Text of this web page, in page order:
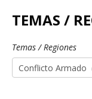
TEMAS /
Temas / Regiones